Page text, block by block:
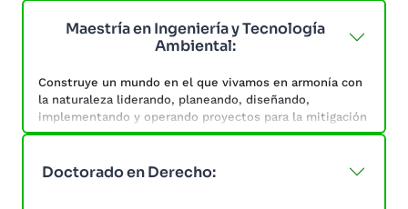
incorporación de datos para la toma de decisiones de
una organización, mediante métodos cuantitativos que
cambios organizacionales.
Maestría en Ingeniería y Tecnología
Ambiental:
Construye un mundo en el que vivamos en armonía con
la naturaleza liderando, planeando, diseñando,
implementando y operando proyectos para la mitigación
y control de la contaminación ambiental causada por las
Doctorado en Derecho: